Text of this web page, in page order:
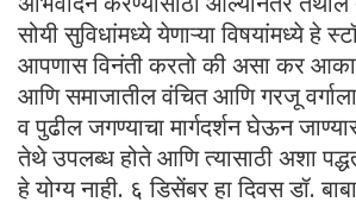
सोयी सुविधांमध्ये येणाऱ्या विषयांमध्ये हे
आपणास विनंती करतो की असा कर
आणि समाजातील वंचित आणि गरजू
व पुढील जगण्याचा मार्गदर्शन घेऊन
तेथे उपलब्ध होते आणि त्यासाठी अशा
हे योग्य नाही. ६ डिसेंबर हा दिवस डॉ.